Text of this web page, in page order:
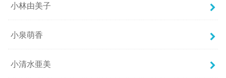
小林由美子
小泉萌香
小清水亜美